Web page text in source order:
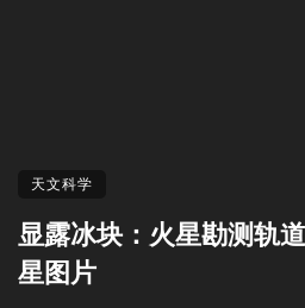
天文科学
显露冰块：火星勘测轨
星图片